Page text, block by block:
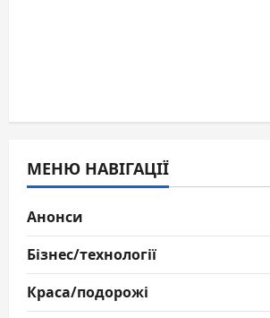
МЕНЮ НАВІГАЦІЇ
Анонси
Бізнес/технології
Краса/подорожі